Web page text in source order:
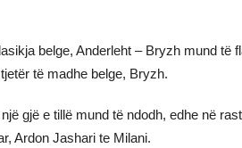
belge, Anderleht – Bryzh mund të
të madhe belge, Bryzh.
gjë e tillë mund të ndodh, edhe në
Ardon Jashari te Milani.